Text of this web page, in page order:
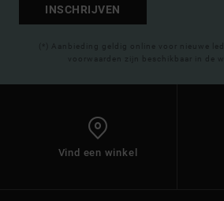
INSCHRIJVEN
(*) Aanbieding geldig online voor nieuwe
voorwaarden zijn beschikbaar in de
Vind een winkel